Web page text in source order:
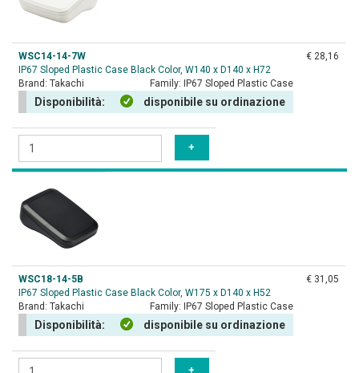
WSC14-14-7W
IP67 Sloped Plastic Case Black Color, W140 x D140 x H72
Brand: Takachi Family: IP67 Sloped Plastic Case
Disponibilità: disponibile su ordinazione
€ 28,16
WSC18-14-5B
IP67 Sloped Plastic Case Black Color, W175 x D140 x H52
Brand: Takachi Family: IP67 Sloped Plastic Case
Disponibilità: disponibile su ordinazione
€ 31,05